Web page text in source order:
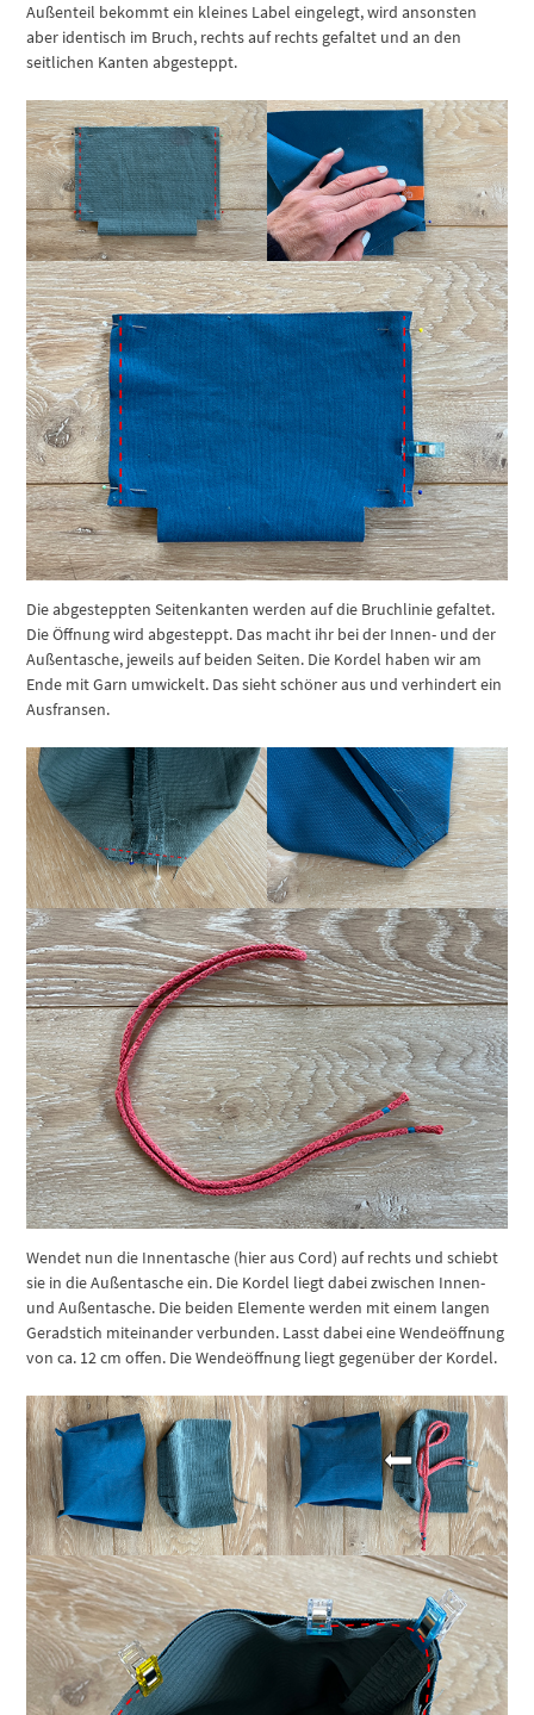
Außenteil bekommt ein kleines Label eingelegt, wird ansonsten
aber identisch im Bruch, rechts auf rechts gefaltet und an den
seitlichen Kanten abgesteppt.
Die abgesteppten Seitenkanten werden auf die Bruchlinie gefaltet.
Die Öffnung wird abgesteppt. Das macht ihr bei der Innen- und der
Außentasche, jeweils auf beiden Seiten. Die Kordel haben wir am
Ende mit Garn umwickelt. Das sieht schöner aus und verhindert ein
Ausfransen.
Wendet nun die Innentasche (hier aus Cord) auf rechts und schiebt
sie in die Außentasche ein. Die Kordel liegt dabei zwischen Innen-
und Außentasche. Die beiden Elemente werden mit einem langen
Geradstich miteinander verbunden. Lasst dabei eine Wendeöffnung
von ca. 12 cm offen. Die Wendeöffnung liegt gegenüber der Kordel.